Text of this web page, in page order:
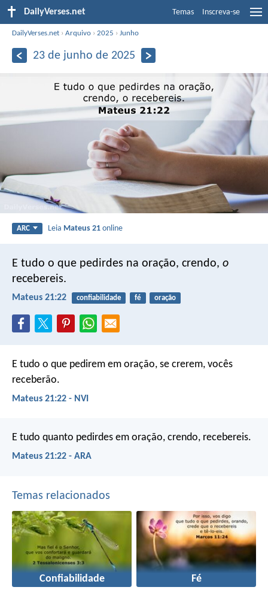
DailyVerses.net Temas Inscreva-se
DailyVerses.net ›Arquivo ›2025 ›Junho
23 de junho de 2025
ARC Leia Mateus 21 online
E tudo o que pedirdes na oração, crendo, o
recebereis.
Mateus 21:22 confiabilidade fé oração
E tudo o que pedirem em oração, se crerem, vocês
receberão.
Mateus 21:22 - NVI
E tudo quanto pedirdes em oração, crendo, recebereis.
Mateus 21:22 - ARA
Temas relacionados
Confiabilidade Fé